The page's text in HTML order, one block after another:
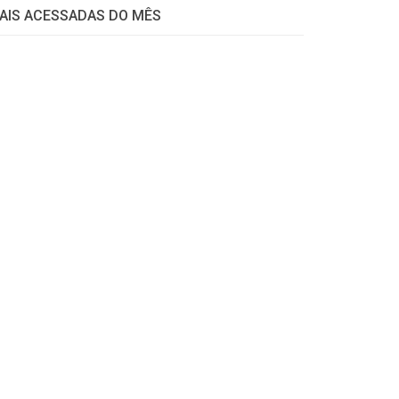
ACESSADAS DO MÊS